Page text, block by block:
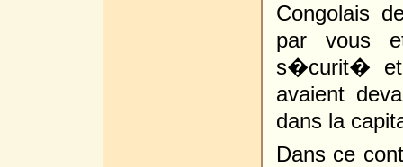
Congolais
par vous
s�curit� et
avaient
dans la
Dans ce